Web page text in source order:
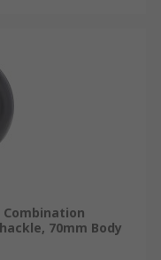
Combination
70mm Body